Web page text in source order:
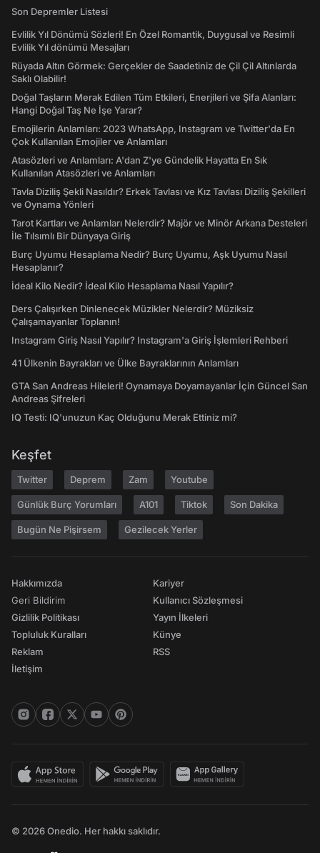
Son Depremler Listesi
Evlilik Yıl Dönümü Sözleri! En Özel Romantik, Duygusal ve Resimli
Evlilik Yıl dönümü Mesajları
Rüyada Altın Görmek: Gerçekler de Saadetiniz de Çil Çil Altınlarda
Saklı Olabilir!
Doğal Taşların Merak Edilen Tüm Etkileri, Enerjileri ve Şifa Alanları:
Hangi Doğal Taş Ne İşe Yarar?
Emojilerin Anlamları: 2023 WhatsApp, Instagram ve Twitter'da En
Çok Kullanılan Emojiler ve Anlamları
Atasözleri ve Anlamları: A'dan Z'ye Gündelik Hayatta En Sık
Kullanılan Atasözleri ve Anlamları
Tavla Diziliş Şekli Nasıldır? Erkek Tavlası ve Kız Tavlası Diziliş Şekilleri
ve Oynama Yönleri
Tarot Kartları ve Anlamları Nelerdir? Majör ve Minör Arkana Desteleri
İle Tılsımlı Bir Dünyaya Giriş
Burç Uyumu Hesaplama Nedir? Burç Uyumu, Aşk Uyumu Nasıl
Hesaplanır?
İdeal Kilo Nedir? İdeal Kilo Hesaplama Nasıl Yapılır?
Ders Çalışırken Dinlenecek Müzikler Nelerdir? Müziksiz
Çalışamayanlar Toplanın!
Instagram Giriş Nasıl Yapılır? Instagram'a Giriş İşlemleri Rehberi
41 Ülkenin Bayrakları ve Ülke Bayraklarının Anlamları
GTA San Andreas Hileleri! Oynamaya Doyamayanlar İçin Güncel San
Andreas Şifreleri
IQ Testi: IQ'unuzun Kaç Olduğunu Merak Ettiniz mi?
Keşfet
Twitter Deprem Zam Youtube
Günlük Burç Yorumları A101 Tiktok Son Dakika
Bugün Ne Pişirsem Gezilecek Yerler
Hakkımızda
Geri Bildirim
Gizlilik Politikası
Topluluk Kuralları
Reklam
İletişim
Kariyer
Kullanıcı Sözleşmesi
Yayın İlkeleri
Künye
RSS
© 2026 Onedio. Her hakkı saklıdır.